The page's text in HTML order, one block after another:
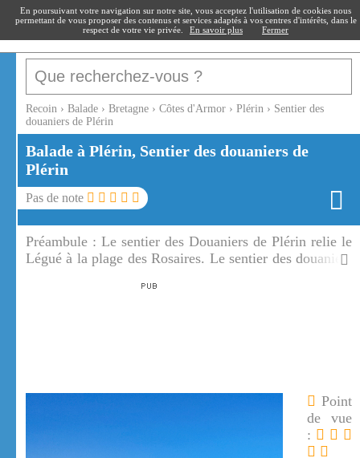
recoin.fr
Recoin › Balade › Bretagne › Côtes d'Armor › Plérin › Sentier des
douaniers de Plérin
Balade à Plérin, Sentier des douaniers de
Plérin
Pas de note
Préambule : Le sentier des Douaniers de Plérin relie le
Légué à la plage des Rosaires. Le sentier des douaniers
Point
de vue
:
En poursuivant votre navigation sur notre site, vous acceptez l'utilisation de cookies nous
permettant de vous proposer des contenus et services adaptés à vos centres d'intérêts, dans le
respect de votre vie privée.
En savoir plus Fermer